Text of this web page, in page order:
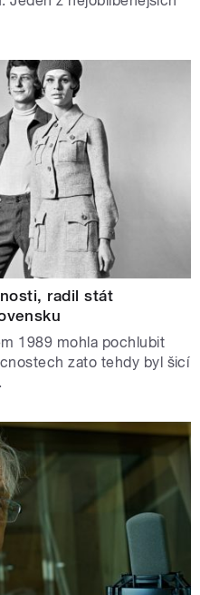
radil stát
1989 mohla pochlubit
zato tehdy byl šicí